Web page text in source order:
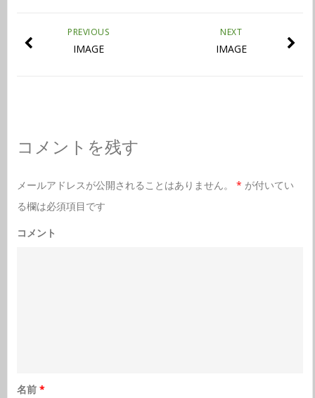
NEXT
IMAGE
PREVIOUS
IMAGE
コメントを残す
メールアドレスが公開されることはありません。 * が付いてい
る欄は必須項目です
コメント
名前 *